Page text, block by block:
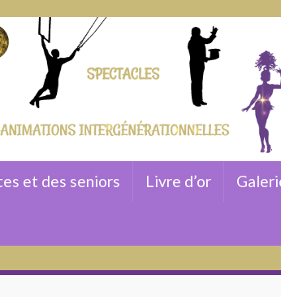
et des seniors Livre d’or